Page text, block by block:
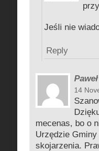
Jeśli nie
Reply
14
mecenas, bo o
Urzędzie
skojarzenia.